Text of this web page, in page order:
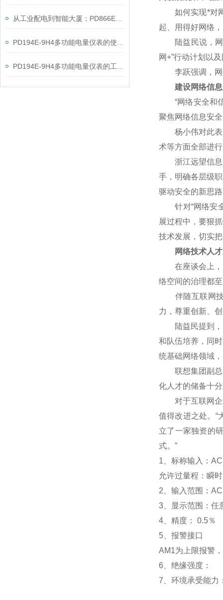
如何实现*对网
起、用得好网络
陆益民说，网
网+”行动计划以
李跃强调，网
建设网络信息
“网络安全和信
聚焦网络信息安
杨小伟对此表示
术等方面全部进
浙江远望信息股
手，明确各层级
驱动安全的新思
针对“网络安全
展过程中，要狠
技术发展，切实
网络技术人才
在座谈会上，网
络空间的治理都
伴随互联网技
力，尊重创新、
陆益民提到，
和队伍培养，同
统基础网络领域
联想集团副总裁
化人才的储备十
对于互联网企业
值得改进之处。“
立了一家独资的
式。”
1 、标称输入：
允许过量程：瞬
2 、输入范围：
3
显示范围： 任
4 、精度： 0.5％
5
报警接口
AM1为上限报警
6
绝缘强度：
7
环境承受